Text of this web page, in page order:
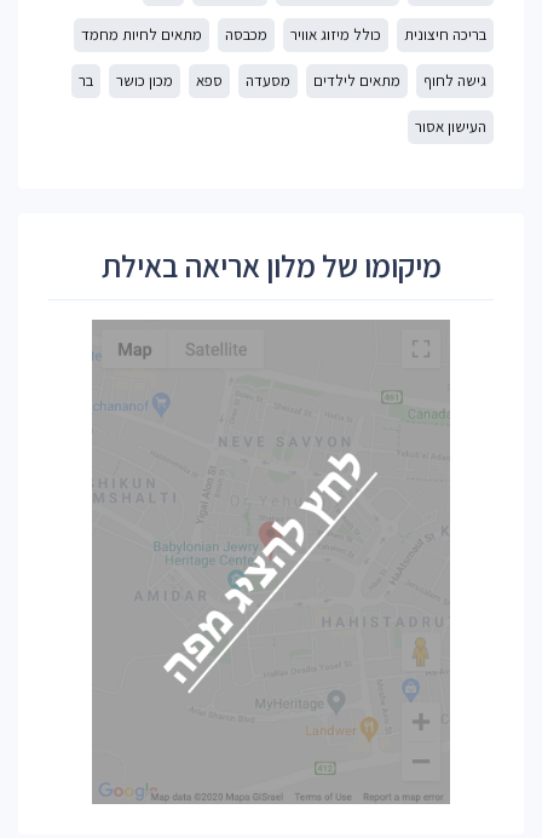
בריכה חיצונית כולל מיזוג אוויר מכבסה מתאים לחיות מחמד
גישה לחוף מתאים לילדים מסעדה ספא מכון כושר בר
העישון אסור
מיקומו של מלון אריאה באילת